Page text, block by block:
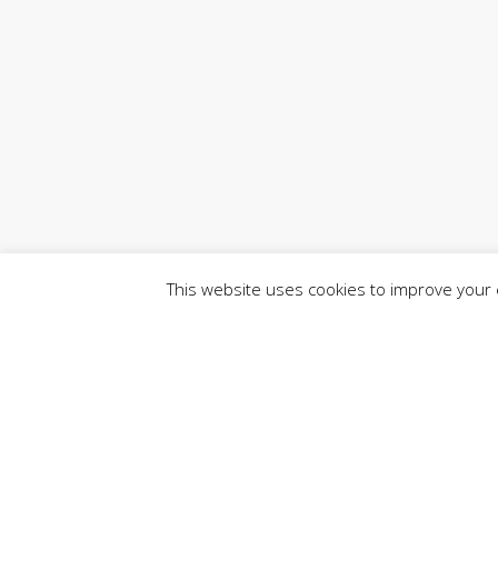
This website uses cookies to improve